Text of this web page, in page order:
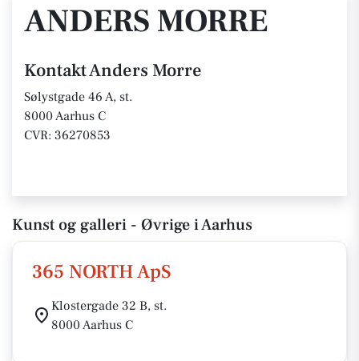
ANDERS MORRE
Kontakt Anders Morre
Sølystgade 46 A, st.
8000 Aarhus C
CVR: 36270853
Kunst og galleri - Øvrige i Aarhus
365 NORTH ApS
Klostergade 32 B, st.
8000 Aarhus C